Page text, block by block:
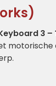
3 –